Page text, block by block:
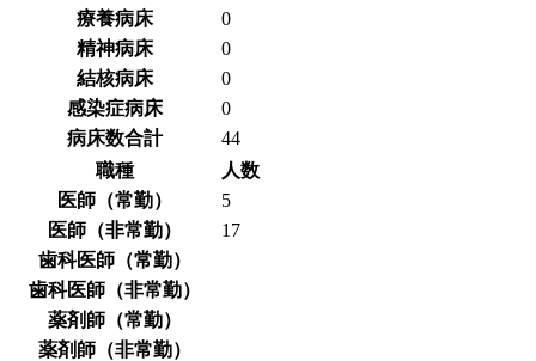
療養病床
0
精神病床
0
結核病床
0
感染症病床
0
病床数合計
44
職種
人数
医師（常勤）
5
医師（非常勤）
17
歯科医師（常勤）
歯科医師（非常勤）
薬剤師（常勤）
薬剤師（非常勤）